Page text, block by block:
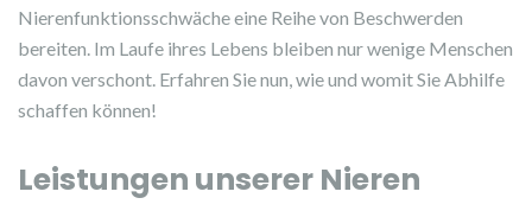
Nierenfunktionsschwäche eine Reihe von Beschwerden
bereiten. Im Laufe ihres Lebens bleiben nur wenige Menschen
davon verschont. Erfahren Sie nun, wie und womit Sie Abhilfe
schaffen können!
Leistungen unserer Nieren